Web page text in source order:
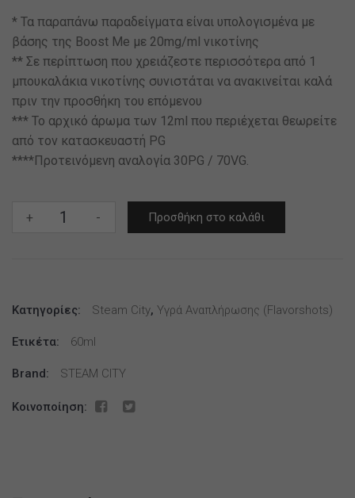
* Τα παραπάνω παραδείγματα είναι υπολογισμένα με
βάσης της Boost Me με 20mg/ml νικοτίνης
** Σε περίπτωση που χρειάζεστε περισσότερα από 1
μπουκαλάκια νικοτίνης συνιστάται να ανακινείται καλά
πριν την προσθήκη του επόμενου
*** Το αρχικό άρωμα των 12ml που περιέχεται θεωρείτε
από τον κατασκευαστή PG
****Προτεινόμενη αναλογία 30PG / 70VG.
+
Steam
ποσότητα
- Προσθήκη στο καλάθι
Κατηγορίες: Steam City, Υγρά Αναπλήρωσης (flavorshots)
Ετικέτα: 60ml
Brand: STEAM CITY
Κοινοποίηση: